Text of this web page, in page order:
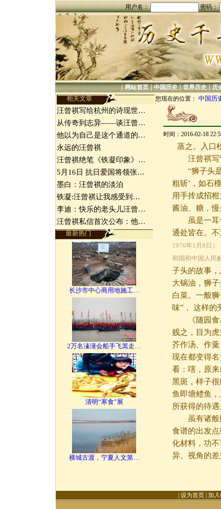
用户名： 密码：
|网站首页|中国历史|世界历史|历
相关文章 您现在的位置： 中国历
汪曾祺写给杭州的诗现世…
从传奇到志异——谈汪曾…
他以为自己是这个通道的…
永远的汪曾祺
汪曾祺绝笔《铁凝印象》…
5月16日 抗日爱国将领张…
墨白：汪曾祺的淡泊
铁凝:汪曾祺让我感受到…
李迪：快乐的老头儿汪曾…
汪曾祺私信首次公布：他…
最新热门
长沙市中心商用地施工…
2万名溱潼会船手飞篙走…
清明“寒食”展
横城古渡，宁夏人文第…
时间：2016-02-18
蒸之。入口
汪曾祺写“
“狮子头是
粗斩’，如石
用手抟成招
酱油、糖，
虽是一耳食
通处皆在。
1976年1月8日
和国和中国人民
子头的故事
大锅油，狮
白菜。一般
味”， 这样的
《随园食单
贱之，目为
芥作汤、作
现在都变得
看：嗐，原
黑斑，样子
鱼即塘鳢鱼
所获得的待
虽有诸般比
食谱的出发
化材料，功
异。视角的
设为首页 加